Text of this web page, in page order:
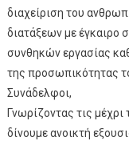
διαχείριση του
διατάξεων με έγκαιρο
συνθηκών εργασίας
της προσωπικότητας
Συνάδελφοι,
Γνωρίζοντας τις
δίνουμε ανοικτή